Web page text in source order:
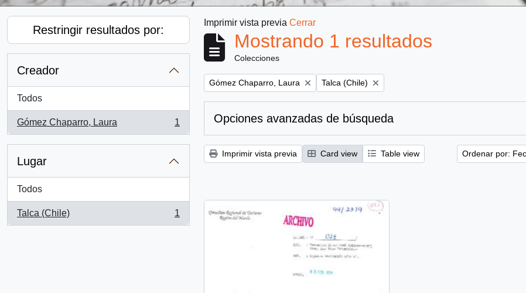
Restringir resultados por:
Creador
Todos
Gómez Chaparro, Laura
, 1 resultados
1
Lugar
Todos
Talca (Chile)
, 1 resultados
1
Imprimir vista previa Cerrar
Mostrando 1 resultados
Colecciones
Remove filter:
Gómez Chaparro, Laura Remove filter:
Talca (Chile)
Opciones avanzadas de búsqueda
Imprimir vista previa Card view Table view Ordenar por: